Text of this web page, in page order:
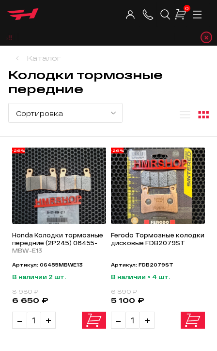
0
×
Каталог
Колодки тормозные
передние
-26%
Honda Колодки тормозные
передние (2P245) 06455-
MBW-E13
Артикул: 06455MBWE13
В наличии 2 шт.
- +
6 650 ₽
8 980 ₽
-26%
Ferodo Тормозные колодки
дисковые FDB2079ST
Артикул: FDB2079ST
В наличии > 4 шт.
- +
5 100 ₽
6 890 ₽